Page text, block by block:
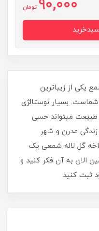
90,000 تومان
یکی از زیباترین
بسیار نوستالژی
میتواند حسی
زندگی مدرن و شهر
با خرید حدود 15 تا 20 شاخه گل لاله شمعی یک
الان به آن فکر کنید و
ثبت کنید.